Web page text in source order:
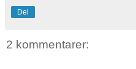
Del
2 kommentarer: